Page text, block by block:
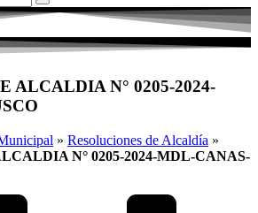
ALCALDIA N° 0205-2024-
» Resoluciones de Alcaldía »
N° 0205-2024-MDL-CANAS-